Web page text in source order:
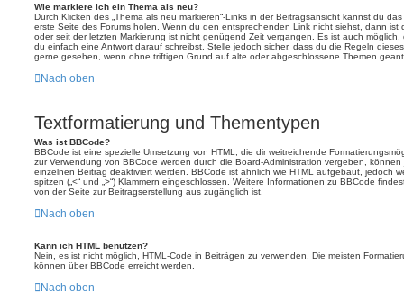
Wie markiere ich ein Thema als neu?
Durch Klicken des „Thema als neu markieren“-Links in der Beitragsansicht kannst du
erste Seite des Forums holen. Wenn du den entsprechenden Link nicht siehst, dann ist
oder seit der letzten Markierung ist nicht genügend Zeit vergangen. Es ist auch
du einfach eine Antwort darauf schreibst. Stelle jedoch sicher, dass du die Regeln
gerne gesehen, wenn ohne triftigen Grund auf alte oder abgeschlossene Themen
Nach oben
Textformatierung und Thementypen
Was ist BBCode?
BBCode ist eine spezielle Umsetzung von HTML, die dir weitreichende
zur Verwendung von BBCode werden durch die Board-Administration vergeben,
einzelnen Beitrag deaktiviert werden. BBCode ist ähnlich wie HTML aufgebaut, jedoch
spitzen („<“ und „>“) Klammern eingeschlossen. Weitere Informationen zu BBCode
von der Seite zur Beitragserstellung aus zugänglich ist.
Nach oben
Kann ich HTML benutzen?
Nein, es ist nicht möglich, HTML-Code in Beiträgen zu verwenden. Die meisten
können über BBCode erreicht werden.
Nach oben